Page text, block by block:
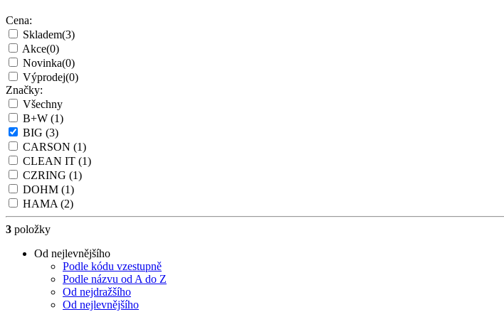
Cena:
Skladem(3)
Akce(0)
Novinka(0)
Výprodej(0)
Značky:
Všechny
B+W (1)
BIG (3)
CARSON (1)
CLEAN IT (1)
CZRING (1)
DOHM (1)
HAMA(2)
3 položky
Od nejlevnějšího
Podle kódu vzestupně
Podle názvu od A do Z
Od nejdražšího
Od nejlevnějšího